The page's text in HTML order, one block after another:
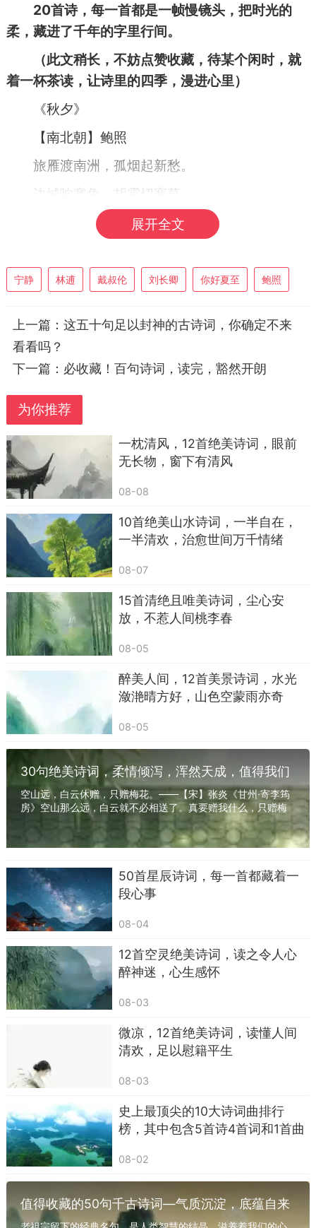
20首诗，每一首都是一帧慢镜头，把时光的
柔，藏进了千年的字里行间。
（此文稍长，不妨点赞收藏，待某个闲时，就
着一杯茶读，让诗里的四季，漫进心里）
《秋夕》
【南北朝】鲍照
旅雁渡南洲，孤烟起新愁。
边城响寒角，胡霜切塞草。
夜深坐弹琴，明月照空楼。
赏析：
茶烟的怅惘。
南飞的雁掠过江面，一缕孤烟在暮色里飘起，
边城的号角带着寒意，霜花落在边塞的草上，冷得
发脆。
夜深了，诗人坐在空楼里弹琴，月光洒在案
上，茶烟绕着窗外的落花慢慢飘，竹影晃悠悠落在
书页上。
他没说“孤独”，却用雁、烟、角、霜织出清
寂，又用茶烟、落花、竹影添了丝温柔——就像现
代人加班到深夜，泡一杯热茶，看窗外的灯影，累
却也有片刻的安闲。
读这首诗，像捧着一杯温茶，暖从指尖漫到心
里，连秋的凉都变得软了。
《效古》
【南北朝】江淹
岁暮怀感伤，中夕弄清琴。
冷月照积雪，朔风劲且哀。
运往无淹物，年逝觉已催。
阶前旅葵死，井上寒桃僵。
赏析：
江淹的冬夜，是冷到骨里，却又静到心底的。
年末的夜里，心里藏着些说不清的怅惘，半夜
起来拨弄琴弦。
冷月亮照着地上的积雪，北风刮得又猛又悲，
吹得阶前的葵菜枯了，井边的桃树冻僵了。
他写时光走得快，“年逝觉已催”，却没说慌，
只把冷景铺开来——像我们年底整理旧物，看见去
年的日历，突然觉出时光的轻，也觉出岁月的沉。
全诗冷得像霜，却又静得让人安心，仿佛再急
的日子，到了这样的夜里，也能慢下来喘口气。
展开全文
宁静 林逋 戴叔伦 刘长卿 你好夏至 鲍照
上一篇： 这五十句足以封神的古诗词，你确定不来
看看吗？
下一篇： 必收藏！百句诗词，读完，豁然开朗
为你推荐
一枕清风，12首绝美诗词，眼前
无长物，窗下有清风
08-08
10首绝美山水诗词，一半自在，
一半清欢，治愈世间万千情绪
08-07
15首清绝且唯美诗词，尘心安
放，不惹人间桃李春
08-05
醉美人间，12首美景诗词，水光
潋滟晴方好，山色空蒙雨亦奇
08-05
30句绝美诗词，柔情倾泻，浑然天成，值得我们
收藏品读
空山远，白云休赠，只赠梅花。——【宋】张炎《甘州·寄李筠
房》空山那么远，白云就不必相送了。真要赠我什么，只赠梅
花就够了。白云太泛，梅花太定；一个是什么...
50首星辰诗词，每一首都藏着一
段心事
08-04
12首空灵绝美诗词，读之令人心
醉神迷，心生感怀
08-03
微凉，12首绝美诗词，读懂人间
清欢，足以慰籍平生
08-03
史上最顶尖的10大诗词曲排行
榜，其中包含5首诗4首词和1首曲
08-02
值得收藏的50句千古诗词—气质沉淀，底蕴自来